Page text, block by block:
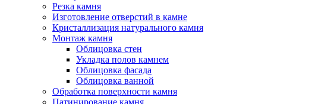
Резка камня
Изготовление отверстий в камне
Кристаллизация натурального камня
Монтаж камня
Облицовка стен
Укладка полов камнем
Облицовка фасада
Облицовка ванной
Обработка поверхности камня
Патинирование камня